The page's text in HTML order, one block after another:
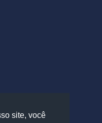
site, você